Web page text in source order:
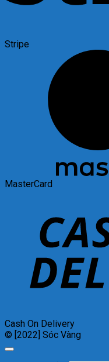
Stripe
MasterCard
Cash On Delivery
© [2022] Sóc Vàng